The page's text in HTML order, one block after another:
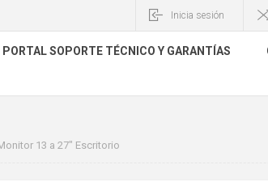
Inicia sesión
PORTAL SOPORTE TÉCNICO Y GARANTÍAS
13 a 27" Escritorio